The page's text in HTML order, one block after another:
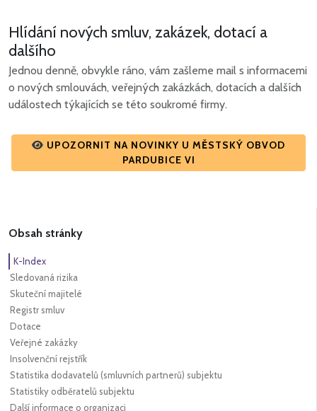
Hlídání nových smluv, zakázek, dotací a
dalšího
Jednou denně, obvykle ráno, vám zašleme mail s informacemi
o nových smlouvách, veřejných zakázkách, dotacích a dalších
událostech týkajících se této soukromé firmy.
UPOZORNIT NA NOVINKY U MĚSTSKÝ OBVOD
PARDUBICE VI
Obsah stránky
K-Index
Sledovaná rizika
Skuteční majitelé
Registr smluv
Dotace
Veřejné zakázky
Insolvenční rejstřík
Statistika dodavatelů (smluvních partnerů) subjektu
Statistiky odběratelů subjektu
Další informace o organizaci